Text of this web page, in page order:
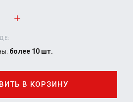
более 10 шт.
В КОРЗИНУ